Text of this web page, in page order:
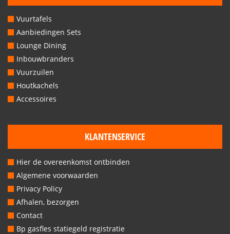
Vuurtafels
Aanbiedingen Sets
Lounge Dining
Inbouwbranders
Vuurzuilen
Houtkachels
Accessoires
KLANTENSERVICE
Hier de overeenkomst ontbinden
Algemene voorwaarden
Privacy Policy
Afhalen, bezorgen
Contact
Bp gasfles statiegeld registratie